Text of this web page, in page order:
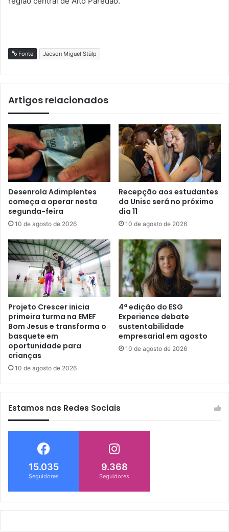
Fonte Jacson Miguel Stülp
Artigos relacionados
Desenrola Adimplentes
começa a operar nesta
segunda-feira
10 de agosto de 2026
Recepção aos estudantes
da Unisc será no próximo
dia 11
10 de agosto de 2026
Projeto Crescer inicia
primeira turma na EMEF
Bom Jesus e transforma o
basquete em
oportunidade para
crianças
10 de agosto de 2026
4ª edição do ESG
Experience debate
sustentabilidade
empresarial em agosto
10 de agosto de 2026
Estamos nas Redes Sociais
15.035
Seguidores
9.368
Seguidores